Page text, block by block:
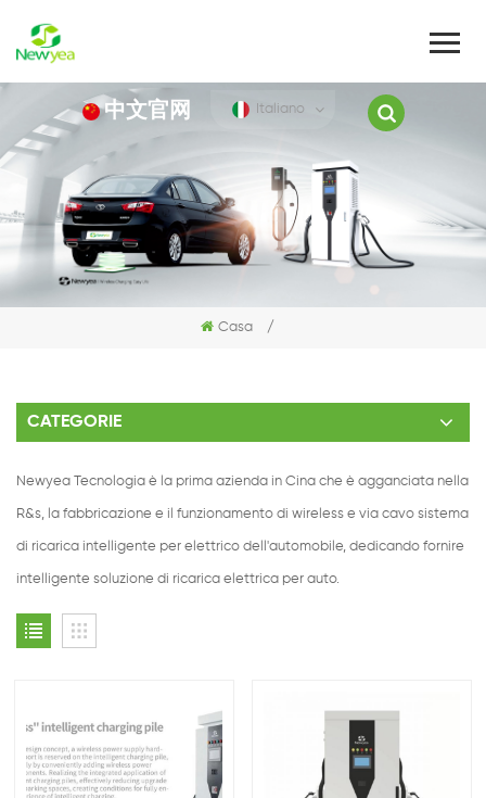
中文官网 Italiano
Casa /
CATEGORIE
Newyea Tecnologia è la prima azienda in Cina che è agganciata nella
R&s, la fabbricazione e il funzionamento di wireless e via cavo sistema
di ricarica intelligente per elettrico dell'automobile, dedicando fornire
intelligente soluzione di ricarica elettrica per auto.